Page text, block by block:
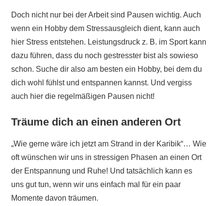
Doch nicht nur bei der Arbeit sind Pausen wichtig. Auch
wenn ein Hobby dem Stressausgleich dient, kann auch
hier Stress entstehen. Leistungsdruck z. B. im Sport kann
dazu führen, dass du noch gestresster bist als sowieso
schon. Suche dir also am besten ein Hobby, bei dem du
dich wohl fühlst und entspannen kannst. Und vergiss
auch hier die regelmäßigen Pausen nicht!
Träume dich an einen anderen Ort
„Wie gerne wäre ich jetzt am Strand in der Karibik“… Wie
oft wünschen wir uns in stressigen Phasen an einen Ort
der Entspannung und Ruhe! Und tatsächlich kann es
uns gut tun, wenn wir uns einfach mal für ein paar
Momente davon träumen.